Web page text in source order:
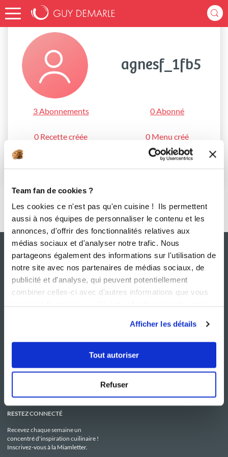
Team fan de cookies ?
Les cookies ce n'est pas qu'en cuisine ! Ils permettent
aussi à nos équipes de personnaliser le contenu et les
annonces, d'offrir des fonctionnalités relatives aux
médias sociaux et d'analyser notre trafic. Nous
partageons également des informations sur l'utilisation de
notre site avec nos partenaires de médias sociaux, de
publicité et d'analyse, qui peuvent potentiellement
combiner celles-ci avec d'autres informations que vous
Afficher les détails
Tout autoriser
Refuser
Accueil agnesf_1fb5
agnesf_1fb5
3 Abonnements 0 Abonné
0 Recette créée 0 Menu créé
Le Mag'
Boutique
C.G.U
Politique de confidentialité
Utilisation des Cookies
RESTEZ CONNECTÉ
Recevez chaque semaine un
concentré d'inspiration cuilinaire !
Inscrivez-vous à la Miamletter.